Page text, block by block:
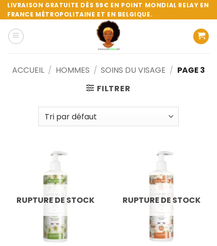
Passer
au
contenu
LIVRAISON GRATUITE DÈS 59€ EN POINT MONDIAL RELAY EN
FRANCE MÉTROPOLITAINE ET EN BELGIQUE.
ACCUEIL / HOMMES / SOINS DU VISAGE / PAGE 3
FILTRER
RUPTURE DE STOCK RUPTURE DE STOCK